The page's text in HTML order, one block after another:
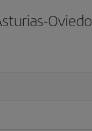
Oviedo